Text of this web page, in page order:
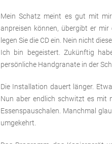
Mein Schatz meint es gut mit
anpreisen können, übergibt er
legen Sie die CD ein. Nein nicht
Ich bin begeistert. Zukünftig
persönliche Handgranate in der
Die Installation dauert länger.
Nun aber endlich schwitzt es mit
Essenspauschalen. Manchmal
umgekehrt.